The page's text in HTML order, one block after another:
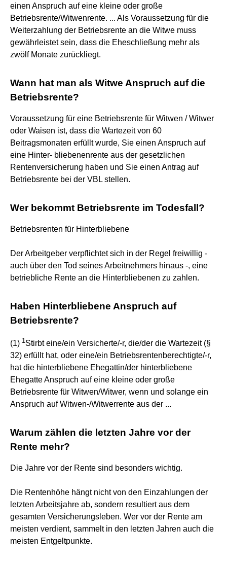
einen Anspruch auf eine kleine oder große
Betriebsrente/Witwenrente. ... Als Voraussetzung für die
Weiterzahlung der Betriebsrente an die Witwe muss
gewährleistet sein, dass die Eheschließung mehr als
zwölf Monate zurückliegt.
Wann hat man als Witwe Anspruch auf die
Betriebsrente?
Voraussetzung für eine Betriebsrente für Witwen / Witwer
oder Waisen ist, dass die Wartezeit von 60
Beitragsmonaten erfüllt wurde, Sie einen Anspruch auf
eine Hinter- bliebenenrente aus der gesetzlichen
Rentenversicherung haben und Sie einen Antrag auf
Betriebsrente bei der VBL stellen.
Wer bekommt Betriebsrente im Todesfall?
Betriebsrenten für Hinterbliebene
Der Arbeitgeber verpflichtet sich in der Regel freiwillig -
auch über den Tod seines Arbeitnehmers hinaus -, eine
betriebliche Rente an die Hinterbliebenen zu zahlen.
Haben Hinterbliebene Anspruch auf
Betriebsrente?
(1) 1 Stirbt eine/ein Versicherte/-r, die/der die Wartezeit (§
32) erfüllt hat, oder eine/ein Betriebsrentenberechtigte/-r,
hat die hinterbliebene Ehegattin/der hinterbliebene
Ehegatte Anspruch auf eine kleine oder große
Betriebsrente für Witwen/Witwer, wenn und solange ein
Anspruch auf Witwen-/Witwerrente aus der ...
Warum zählen die letzten Jahre vor der
Rente mehr?
Die Jahre vor der Rente sind besonders wichtig.
Die Rentenhöhe hängt nicht von den Einzahlungen der
letzten Arbeitsjahre ab, sondern resultiert aus dem
gesamten Versicherungsleben. Wer vor der Rente am
meisten verdient, sammelt in den letzten Jahren auch die
meisten Entgeltpunkte.